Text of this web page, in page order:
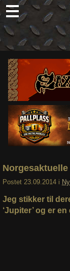
Skip
to
content
Søk
Postet 23.09.2014 i
Jeg stikker til
‘Jupiter’ og er